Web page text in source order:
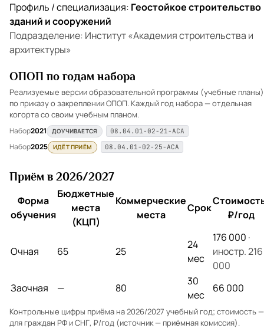
Профиль / специализация: Геостойкое строительство
зданий и сооружений
Подразделение: Институт «Академия строительства и
архитектуры»
ОПОП по годам набора
Реализуемые версии образовательной программы (учебные планы)
по приказу о закреплении ОПОП. Каждый год набора — отдельная
когорта со своим учебным планом.
Набор2021 ДОУЧИВАЕТСЯ 08.04.01-02-21-АСА
Набор2025 ИДЁТ ПРИЁМ 08.04.01-02-25-АСА
Приём в 2026/2027
Форма
обучения
Бюджетные
места
(КЦП)
Коммерческие
места
Срок
₽/год
Очная 65 25
24
мес
176 000 ·
иностр. 216
000
Заочная
— 80
30
мес
66 000
Контрольные цифры приёма на 2026/2027 учебный год; стоимость —
для граждан РФ и СНГ, ₽/год (источник — приёмная комиссия).